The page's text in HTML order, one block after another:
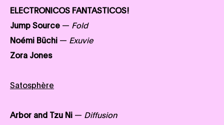
ELECTRONICOS FANTASTICOS!
Jump Source — Fold
Noémi Büchi — Exuvie
Zora Jones
Satosphère
Arbor and Tzu Ni — Diffusion